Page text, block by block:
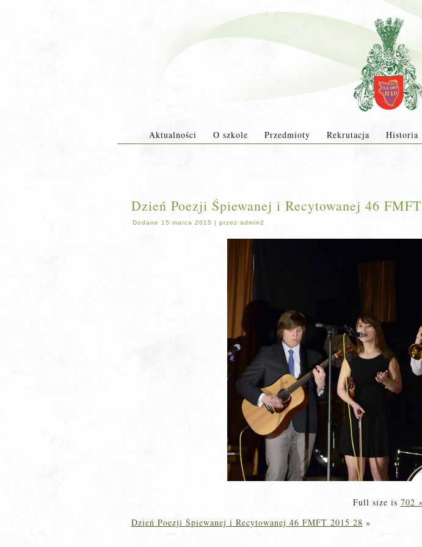
Aktualności O szkole Przedmioty Rekrutacja Historia
Dzień Poezji Śpiewanej i Recytowanej 46
Dodane 15 marca 2015 | przez admin2
Full size is 702
Dzień Poezji Śpiewanej i Recytowanej 46 FMFT 2015 28 »